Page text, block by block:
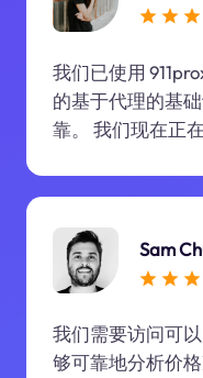
我们已使用
的基于代理的基
靠。 我们现在正
Sam
我们需要访问可
够可靠地分析价